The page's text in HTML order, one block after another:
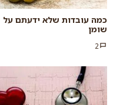
כמה עובדות שלא ידעתם על
שומן
2